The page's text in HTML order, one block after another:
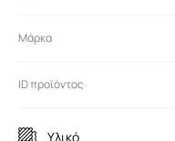
Μάρκα
ID προϊόντος
Υλικό